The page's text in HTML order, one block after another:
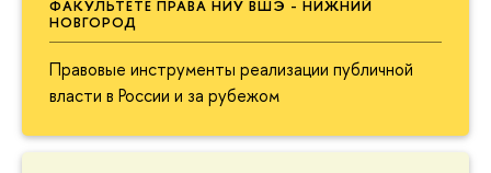
ФАКУЛЬТЕТЕ ПРАВА НИУ ВШЭ - НИЖНИЙ
НОВГОРОД
Правовые инструменты реализации публичной
власти в России и за рубежом